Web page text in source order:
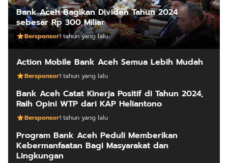
Bank Aceh Bagikan Dividen Tahun 2024
sebesar Rp 300 Miliar
Bersponsor1 tahun yang lalu
Action Mobile Bank Aceh Semua Lebih Mudah
Bersponsor1 tahun yang lalu
Bank Aceh Catat Kinerja Positif di Tahun 2024,
Raih Opini WTP dari KAP Heliantono
Bersponsor1 tahun yang lalu
Program Bank Aceh Peduli Memberikan
Kebermanfaatan Bagi Masyarakat dan
Lingkungan